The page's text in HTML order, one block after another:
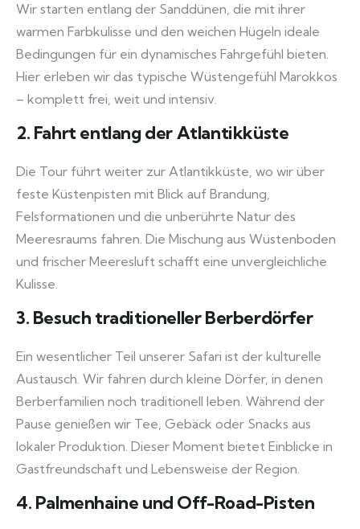
Wir starten entlang der Sanddünen, die mit ihrer
warmen Farbkulisse und den weichen Hügeln ideale
Bedingungen für ein dynamisches Fahrgefühl bieten.
Hier erleben wir das typische Wüstengefühl Marokkos
– komplett frei, weit und intensiv.
2. Fahrt entlang der Atlantikküste
Die Tour führt weiter zur Atlantikküste, wo wir über
feste Küstenpisten mit Blick auf Brandung,
Felsformationen und die unberührte Natur des
Meeresraums fahren. Die Mischung aus Wüstenboden
und frischer Meeresluft schafft eine unvergleichliche
Kulisse.
3. Besuch traditioneller Berberdörfer
Ein wesentlicher Teil unserer Safari ist der kulturelle
Austausch. Wir fahren durch kleine Dörfer, in denen
Berberfamilien noch traditionell leben. Während der
Pause genießen wir Tee, Gebäck oder Snacks aus
lokaler Produktion. Dieser Moment bietet Einblicke in
Gastfreundschaft und Lebensweise der Region.
4. Palmenhaine und Off-Road-Pisten